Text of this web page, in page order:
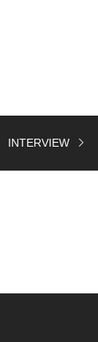
INTERVIEW